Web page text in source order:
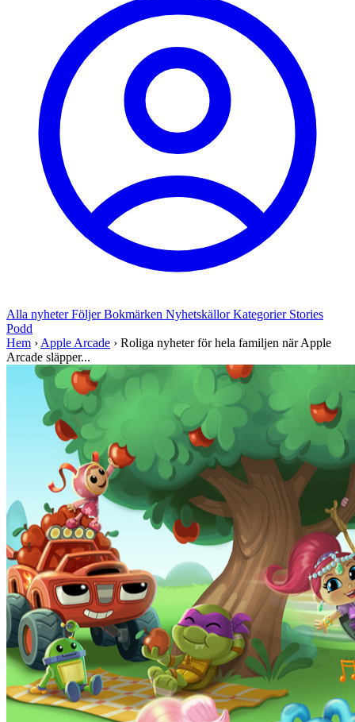
Alla nyheterFöljerBokmärken NyhetskällorKategorier Stories
Podd
Hem › Apple Arcade › Roliga nyheter för hela familjen när Apple
Arcade släpper...